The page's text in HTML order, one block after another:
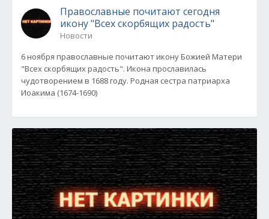
Православные почитают сегодня
икону "Всех скорбящих радость"
Новости
6 ноября православные почитают икону Божией Матери
"Всех скорбящих радость". Икона прославилась
чудотворением в 1688 году. Родная сестра патриарха
Иоакима (1674-1690)